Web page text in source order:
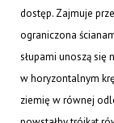
dostęp. Zajmuje
ograniczona
słupami unoszą się
w horyzontalnym
ziemię w równej